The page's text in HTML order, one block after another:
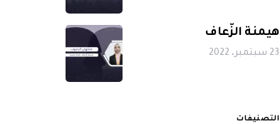
هيمنة الزّعاف
23 سبتمبر، 2022
التصنيفات